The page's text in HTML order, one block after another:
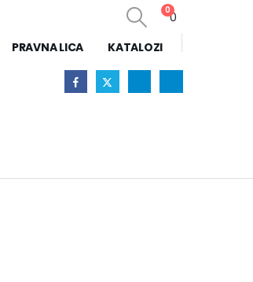
00
PRAVNA LICA KATALOZI